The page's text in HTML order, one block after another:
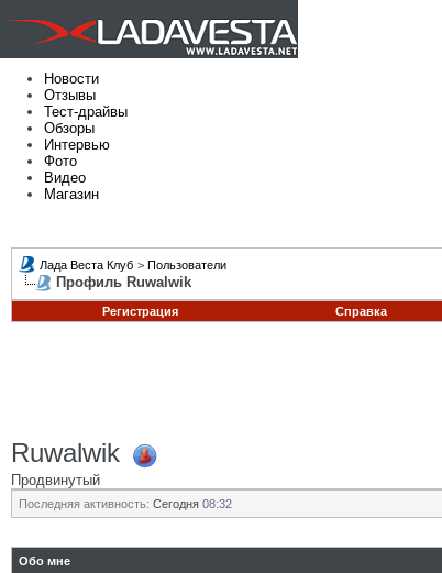
Новости
Отзывы
Тест-драйвы
Обзоры
Интервью
Фото
Видео
Магазин
Лада Веста Клуб > Пользователи
Профиль Ruwalwik
Регистрация
Справка
Ruwalwik
Продвинутый
Последняя активность: Сегодня 08:32
Обо мне